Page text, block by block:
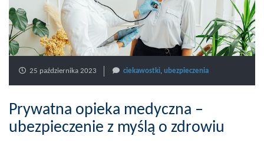
25 października 2023 ciekawostki ubezpieczenia
Prywatna opieka medyczna –
ubezpieczenie z myślą o zdrowiu